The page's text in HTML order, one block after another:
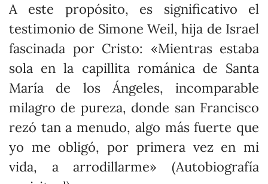
A este propósito, es significativo el
testimonio de Simone Weil, hija de Israel
fascinada por Cristo: «Mientras estaba
sola en la capillita románica de Santa
María de los Ángeles, incomparable
milagro de pureza, donde san Francisco
rezó tan a menudo, algo más fuerte que
yo me obligó, por primera vez en mi
vida, a arrodillarme» (Autobiografía